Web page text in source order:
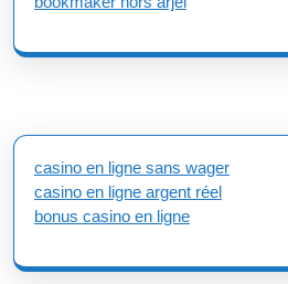
casino en ligne sans wager
casino en ligne argent réel
bonus casino en ligne